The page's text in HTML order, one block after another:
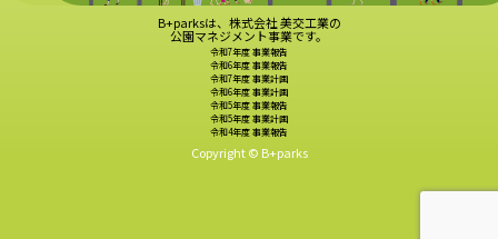
B+parksは、株式会社 美交工業の
公園マネジメント事業です。
令和7年度 事業報告
令和6年度 事業報告
令和7年度 事業計画
令和6年度 事業計画
令和5年度 事業報告
令和5年度 事業計画
令和4年度 事業報告
Copyright © B+parks